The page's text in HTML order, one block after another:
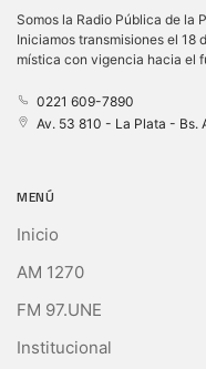
Somos la Radio Pública de la
Iniciamos transmisiones el 18
mística con vigencia hacia el
0221 609-7890
Av. 53 810 - La Plata - Bs.
MENÚ
Inicio
AM 1270
FM 97.UNE
Institucional